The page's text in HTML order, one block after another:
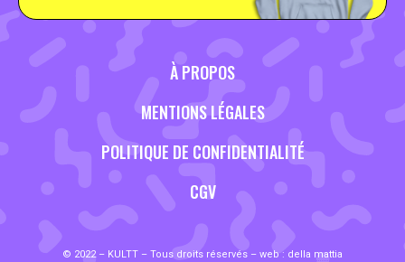
À PROPOS
MENTIONS LÉGALES
POLITIQUE DE CONFIDENTIALITÉ
CGV
© 2022 – KULTT – Tous droits réservés – web : della mattia